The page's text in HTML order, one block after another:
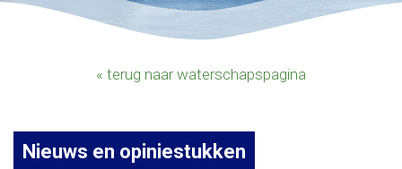
« terug naar waterschapspagina
Nieuws en opiniestukken